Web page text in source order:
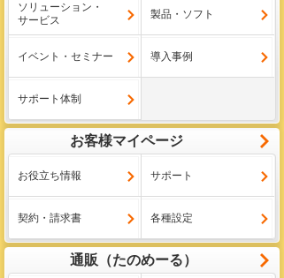
ソリューション・
サービス
製品・ソフト
イベント・セミナー 導入事例
サポート体制
お客様マイページ
お役立ち情報 サポート
契約・請求書 各種設定
通販（たのめーる）